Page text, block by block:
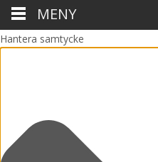
Hantera samtycke
MENY